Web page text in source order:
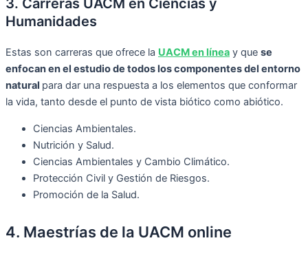
3. Carreras UACM en Ciencias y
Humanidades
Estas son carreras que ofrece la UACM en línea y que se
enfocan en el estudio de todos los componentes del entorno
natural para dar una respuesta a los elementos que conformar
la vida, tanto desde el punto de vista biótico como abiótico.
Ciencias Ambientales.
Nutrición y Salud.
Ciencias Ambientales y Cambio Climático.
Protección Civil y Gestión de Riesgos.
Promoción de la Salud.
4. Maestrías de la UACM online